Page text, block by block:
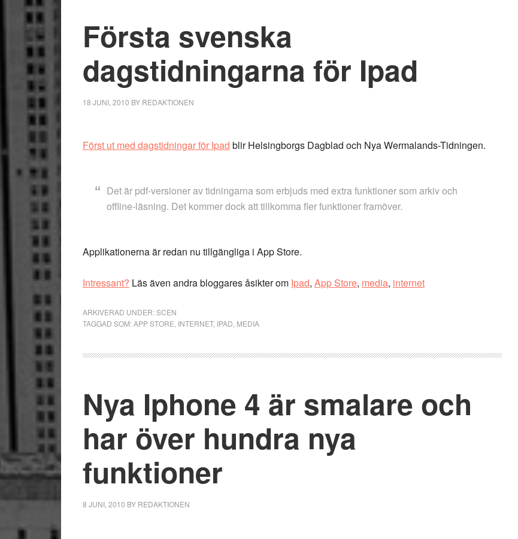
Första svenska
dagstidningarna för Ipad
18 JUNI, 2010 BY REDAKTIONEN
Först ut med dagstidningar för Ipad blir Helsingborgs Dagblad och Nya Wermalands-Tidningen.
Det är pdf-versioner av tidningarna som erbjuds med extra funktioner som arkiv och
offline-läsning. Det kommer dock att tillkomma fler funktioner framöver.
Applikationerna är redan nu tillgängliga i App Store.
Intressant? Läs även andra bloggares åsikter om Ipad, App Store, media, internet
ARKIVERAD UNDER:SCEN
TAGGAD SOM:APP STORE INTERNET, IPAD MEDIA
Nya Iphone 4 är smalare och
har över hundra nya
funktioner
8 JUNI, 2010 BY REDAKTIONEN